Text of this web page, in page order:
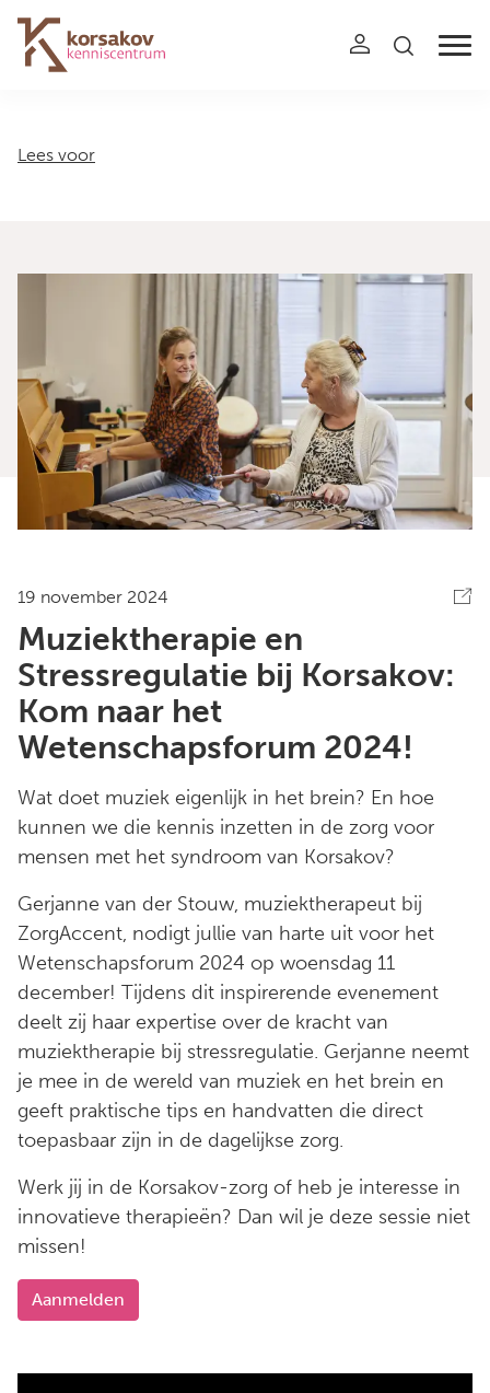
Navigation
Lees voor
19 november 2024
Muziektherapie en
Stressregulatie bij Korsakov:
Kom naar het
Wetenschapsforum 2024!
Wat doet muziek eigenlijk in het brein? En hoe
kunnen we die kennis inzetten in de zorg voor
mensen met het syndroom van Korsakov?
Gerjanne van der Stouw, muziektherapeut bij
ZorgAccent, nodigt jullie van harte uit voor het
Wetenschapsforum 2024 op woensdag 11
december! Tijdens dit inspirerende evenement
deelt zij haar expertise over de kracht van
muziektherapie bij stressregulatie. Gerjanne neemt
je mee in de wereld van muziek en het brein en
geeft praktische tips en handvatten die direct
toepasbaar zijn in de dagelijkse zorg.
Werk jij in de Korsakov-zorg of heb je interesse in
innovatieve therapieën? Dan wil je deze sessie niet
missen!
Aanmelden